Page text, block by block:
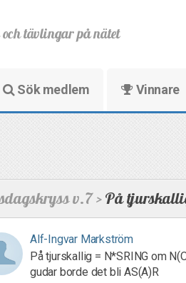
tävlingar på nätet
Sök medlem Vinnare
v.7 >På
Alf-Ingvar Markström
På tjurskallig = N*SRING om
gudar borde det bli AS(A)R